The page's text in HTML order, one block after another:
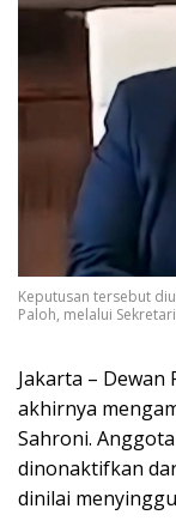
Keputusan tersebut
Paloh, melalui
Jakarta – Dewan
akhirnya
Sahroni.
dinonaktifkan
dinilai